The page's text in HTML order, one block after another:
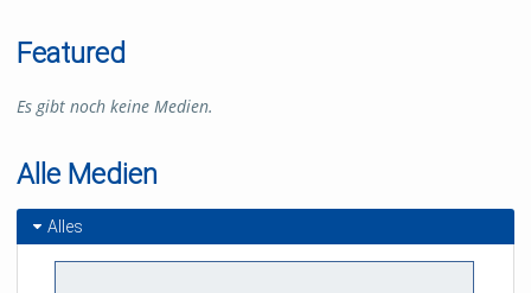
Featured
Es gibt noch keine Medien.
Alle Medien
Alles